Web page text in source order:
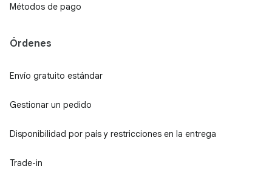
Métodos de pago
Órdenes
Envío gratuito estándar
Gestionar un pedido
Disponibilidad por país y restricciones en la entrega
Trade-in